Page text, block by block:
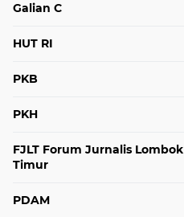
Galian C
HUT RI
PKB
PKH
FJLT Forum Jurnalis Lombok
Timur
PDAM